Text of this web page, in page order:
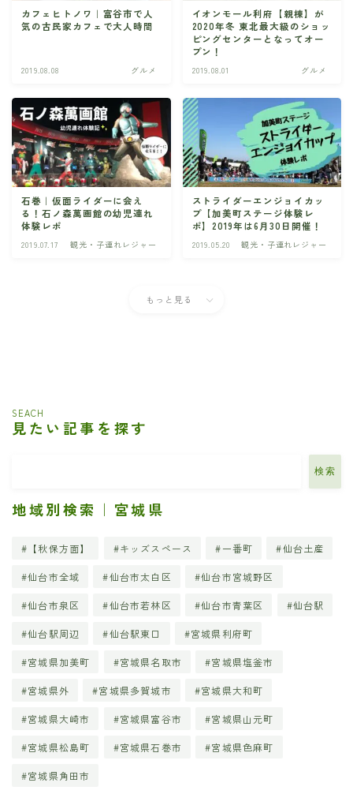
カフェヒトノワ｜富谷市で人
気の古民家カフェで大人時間
2019.08.08 グルメ
イオンモール利府【親棟】が
2020年冬 東北最大級のショッ
ピングセンターとなってオー
プン！
2019.08.01 グルメ
石巻｜仮面ライダーに会え
る！石ノ森萬画館の幼児連れ
体験レポ
2019.07.17 観光・子連れレジャー
ストライダーエンジョイカッ
プ【加美町ステージ体験レ
ポ】2019年は6月30日開催！
2019.05.20 観光・子連れレジャー
もっと見る
SEACH
見たい記事を探す
検索
地域別検索｜宮城県
【秋保方面】 キッズスペース 一番町 仙台土産
仙台市全域 仙台市太白区 仙台市宮城野区
仙台市泉区 仙台市若林区 仙台市青葉区 仙台駅
仙台駅周辺 仙台駅東口 宮城県利府町
宮城県加美町 宮城県名取市 宮城県塩釜市
宮城県外 宮城県多賀城市 宮城県大和町
宮城県大崎市 宮城県富谷市 宮城県山元町
宮城県松島町 宮城県石巻市 宮城県色麻町
宮城県角田市